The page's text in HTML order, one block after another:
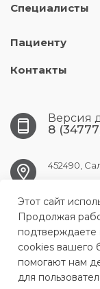
Специалисты
Пациенту
Контакты
Версия
8
452490,
ГБУЗ РБ
Этот сайт
Продолжая
подтверждаете
cookies вашего
помогают нам
для